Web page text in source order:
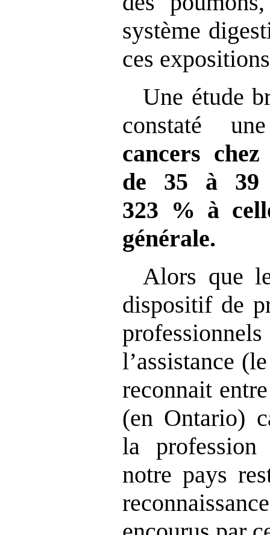
système
ces
Une étude
constaté
cancers
de
35 à 39
323 % à
générale.
Alors que
dispositif de
l’assistance
reconnait
(en Ontario)
la profession
notre pays